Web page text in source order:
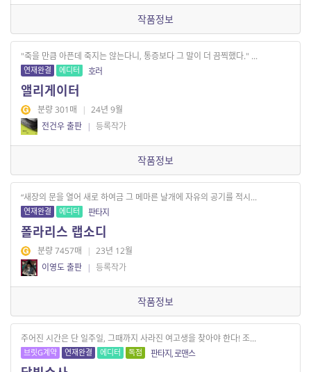
작품정보
"죽을 만큼 아픈데 죽지는 않는다니, 통증보다 그 말이 더 끔찍했다." ...
연재완결 에디터 호러
앨리게이터
분량 301매 | 24년 9월
전건우 출판 | 등록작가
작품정보
“새장의 문을 열어 새로 하여금 그 메마른 날개에 자유의 공기를 적시...
연재완결 에디터 판타지
폴라리스 랩소디
분량 7457매 | 23년 12월
이영도 출판 | 등록작가
작품정보
주어진 시간은 단 일주일, 그때까지 사라진 여고생을 찾아야 한다! 조...
브릿G계약 연재완결 에디터 독점 판타지, 로맨스